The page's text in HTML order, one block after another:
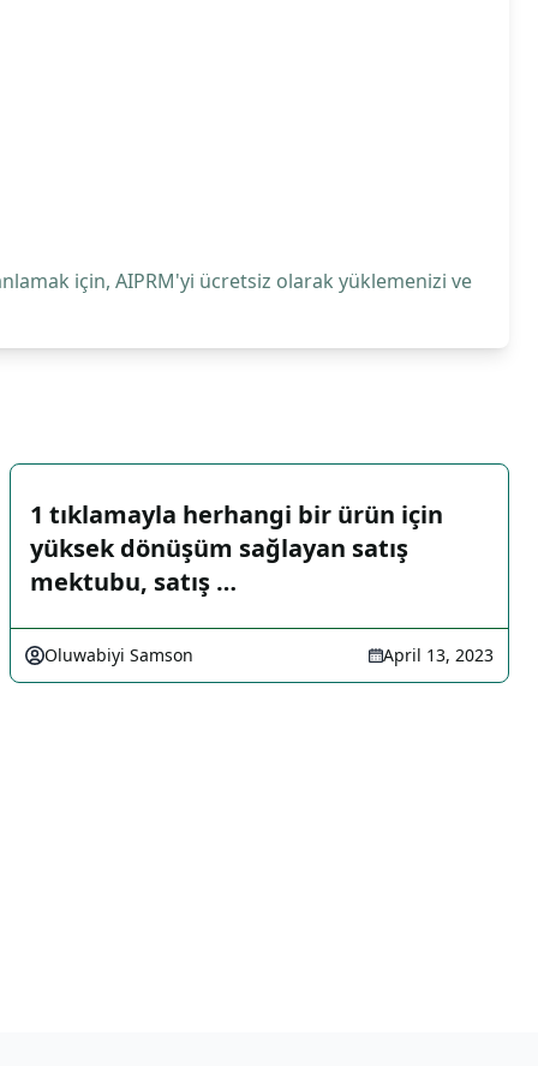
için, AIPRM'yi ücretsiz olarak yüklemenizi ve
1 tıklamayla herhangi bir ürün için
yüksek dönüşüm sağlayan satış
mektubu, satış …
Oluwabiyi Samson April 13, 2023